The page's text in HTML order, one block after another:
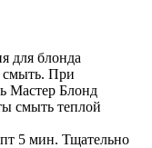
для блонда
смыть. При
Мастер Блонд
смыть теплой
5 мин. Тщательно